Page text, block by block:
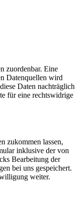
zuordenbar. Eine
Datenquellen wird
Daten nachträglich
für eine rechtswidrige
zukommen lassen,
inklusive der von
Bearbeitung der
bei uns gespeichert.
weiter.